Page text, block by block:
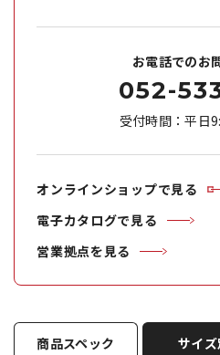
お電話でのお
052-
受付時間：平日
オンラインショップで見る
電子カタログで見る
営業拠点を見る
商品スペック サイズ